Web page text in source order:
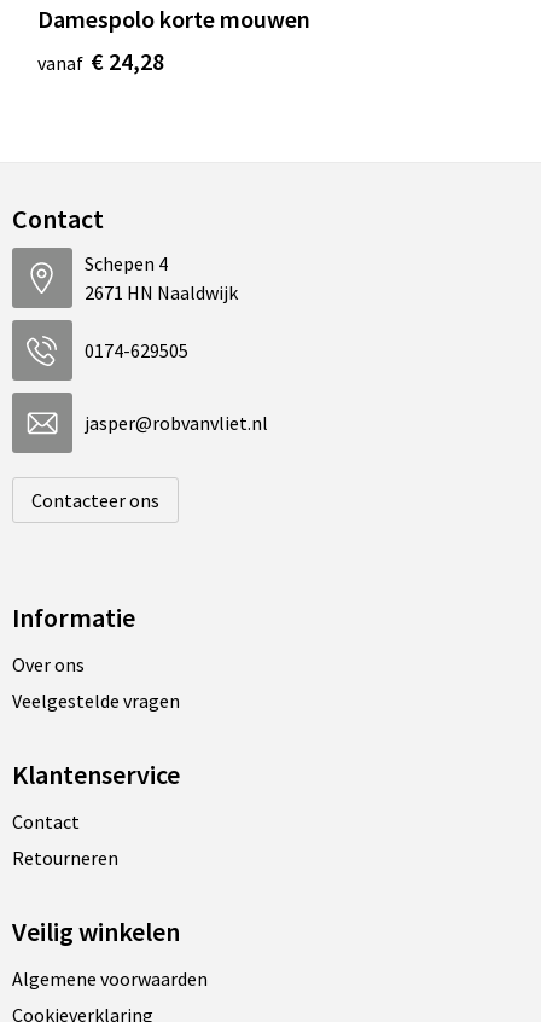
Damespolo korte mouwen
vanaf € 24,28
Contact
Schepen 4
2671 HN Naaldwijk
0174-629505
jasper@robvanvliet.nl
Contacteer ons
Informatie
Over ons
Veelgestelde vragen
Klantenservice
Contact
Retourneren
Veilig winkelen
Algemene voorwaarden
Cookieverklaring